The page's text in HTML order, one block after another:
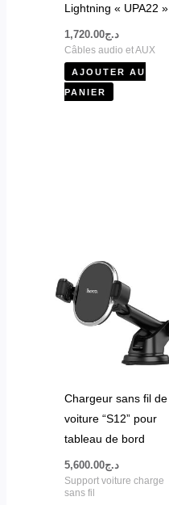
Lightning « UPA22 »
د.ج1,720.00
Câbles audio et AUX
AJOUTER AU
PANIER
Chargeur sans fil de
voiture “S12” pour
tableau de bord
د.ج5,600.00
Support voiture charge
sans fil